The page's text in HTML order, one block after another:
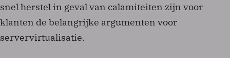
snel herstel in geval van calamiteiten zijn voor
klanten de belangrijke argumenten voor
servervirtualisatie.